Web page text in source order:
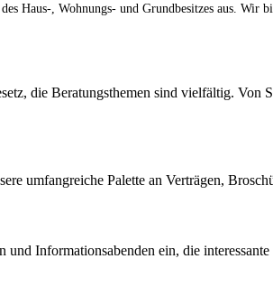
Haus-, Wohnungs- und Grundbesitzes aus.
die Beratungsthemen sind vielfältig.
umfangreiche Palette an Verträgen,
Informationsabenden ein, die